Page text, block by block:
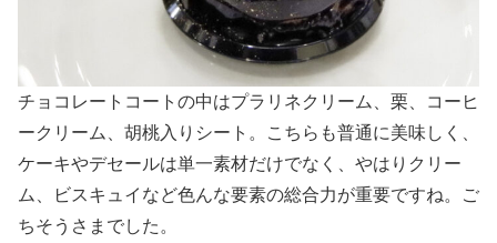
チョコレートコートの中はプラリネクリーム、栗、コーヒ
ークリーム、胡桃入りシート。こちらも普通に美味しく、
ケーキやデセールは単一素材だけでなく、やはりクリー
ム、ビスキュイなど色んな要素の総合力が重要ですね。ご
ちそうさまでした。